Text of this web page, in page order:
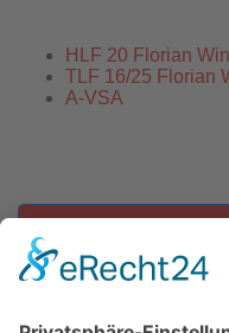
HLF 20 Florian
TLF 16/25 Florian
A-VSA